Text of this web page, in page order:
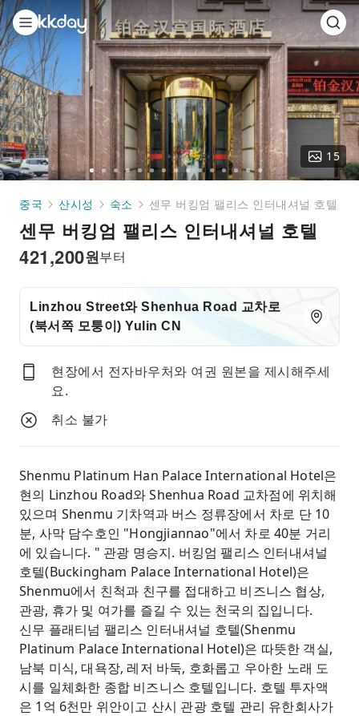
Go
to
1
Go
2
Go
to
Go
4
Go
5
Go
to
6
Go
7
Go
8
Go
9
Go
to
10
Go
11
Go
to
12
Go
to
13
Go
14
Go
to
15
15
중국 산시성 숙소 센무 버킹엄 팰리스 인터내셔널 호텔
센무 버킹엄 팰리스 인터내셔널 호텔
원
421,200 부터
Linzhou Street와 Shenhua Road 교차로
(북서쪽 모퉁이) Yulin CN
현장에서 전자바우처와 여권 원본을 제시해주세
요.
취소 불가
Shenmu Platinum Han Palace International Hotel은
현의 Linzhou Road와 Shenhua Road 교차점에 위치해
있으며 Shenmu 기차역과 버스 정류장에서 차로 단 10
분, 사막 담수호인 "Hongjiannao"에서 차로 40분 거리
에 있습니다. " 관광 명승지. 버킹엄 팰리스 인터내셔널
호텔(Buckingham Palace International Hotel)은
Shenmu에서 친척과 친구를 접대하고 비즈니스 협상,
관광, 휴가 및 여가를 즐길 수 있는 천국의 집입니다.
신무 플래티넘 팰리스 인터내셔널 호텔(Shenmu
Platinum Palace International Hotel)은 따뜻한 객실,
남북 미식, 대욕장, 레저 바둑, 호화롭고 우아한 노래 도
시를 일체화한 종합 비즈니스 호텔입니다. 호텔 투자액
은 1억 6천만 위안이고 산시 관광 호텔 관리 유한회사가